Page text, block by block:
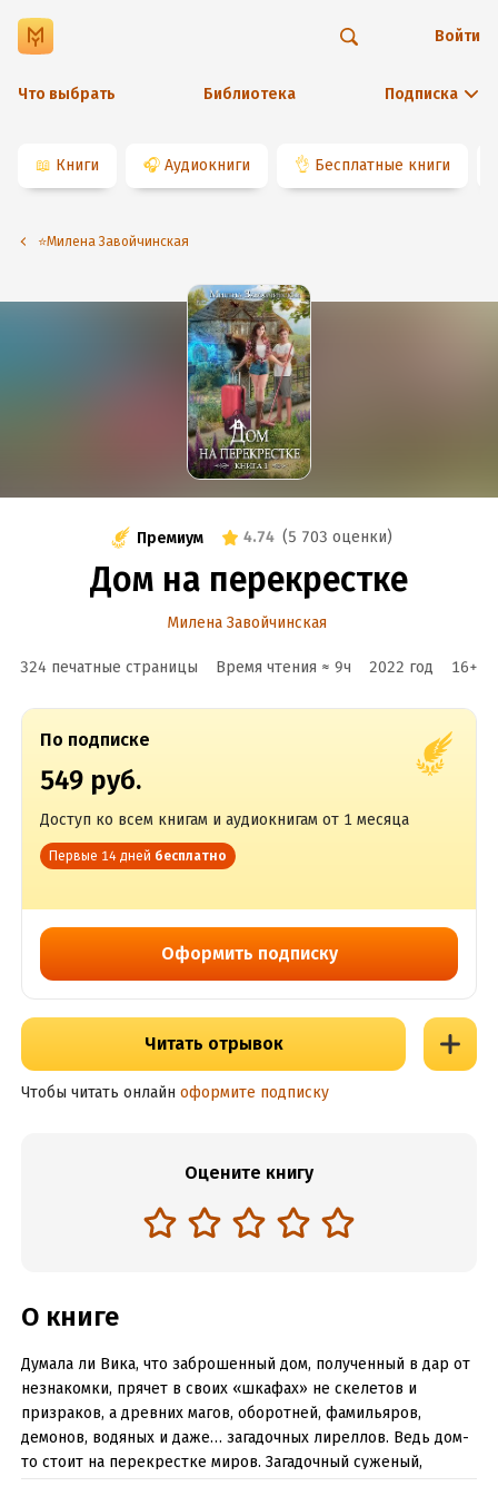
Что выбрать Библиотека Подписка
Войти
📖 Книги 🎧 Аудиокниги 👌 Бесплатные книги
⭐️Милена Завойчинская
Премиум 4.74 (5 703 оценки)
Дом на перекрестке
Милена Завойчинская
324 печатные страницы Время чтения ≈ 9ч 2022 год 16+
По подписке
549 руб.
Доступ ко всем книгам и аудиокнигам от 1 месяца
Первые 14 дней бесплатно
Оформить подписку
Читать отрывок
Чтобы читать онлайн оформите подписку
Оцените книгу
О книге
Думала ли Вика, что заброшенный дом, полученный в дар от
незнакомки, прячет в своих «шкафах» не скелетов и
призраков, а древних магов, оборотней, фамильяров,
демонов, водяных и даже… загадочных лиреллов. Ведь дом-
то стоит на перекрестке миров. Загадочный суженый,